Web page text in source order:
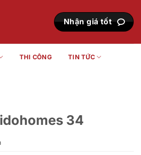
Nhận giá tốt
THI CÔNG TIN TỨC
34